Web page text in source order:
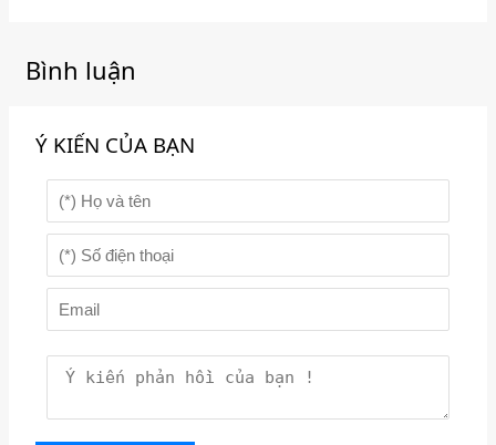
Bình luận
Ý KIẾN CỦA BẠN